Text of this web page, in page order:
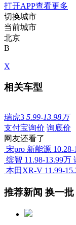
打开APP查看更多
切换城市
当前城市
北京
B
X
相关车型
瑞虎3 5.99-13.98万
支付宝询价 询底价
网友还看了
宋pro 新能源
缤智 11.98-13.99万
本田XR-V 11.99-
推荐新闻 换一批